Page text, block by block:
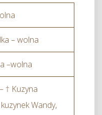
– wolna
–wolna
† Kuzyna
Wandy,